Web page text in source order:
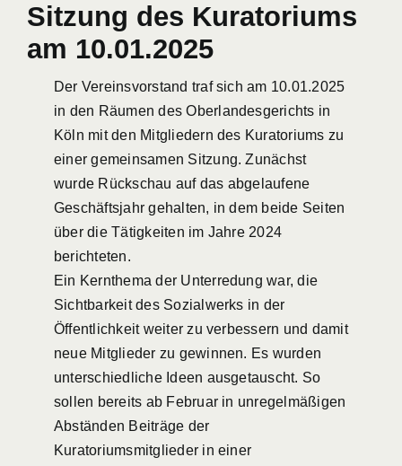
Sitzung des Kuratoriums
am 10.01.2025
Der Vereinsvorstand traf sich am 10.01.2025
in den Räumen des Oberlandesgerichts in
Köln mit den Mitgliedern des Kuratoriums zu
einer gemeinsamen Sitzung. Zunächst
wurde Rückschau auf das abgelaufene
Geschäftsjahr gehalten, in dem beide Seiten
über die Tätigkeiten im Jahre 2024
berichteten.
Ein Kernthema der Unterredung war, die
Sichtbarkeit des Sozialwerks in der
Öffentlichkeit weiter zu verbessern und damit
neue Mitglieder zu gewinnen. Es wurden
unterschiedliche Ideen ausgetauscht. So
sollen bereits ab Februar in unregelmäßigen
Abständen Beiträge der
Kuratoriumsmitglieder in einer